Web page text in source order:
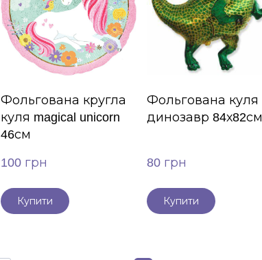
Фольгована кругла
куля magical unicorn
46см
100 грн
Купити
Фольгована куля
динозавр 84х82см
80 грн
Купити